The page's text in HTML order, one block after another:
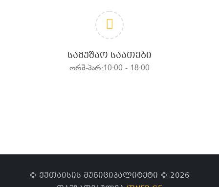
ᲡᲐᲛᲣᲨᲐᲝ ᲡᲐᲐᲗᲔᲑᲘ
ორშ-პარ:10:00 - 18:00
© ქუთაისის მუნიციპალიტეტი © 2026